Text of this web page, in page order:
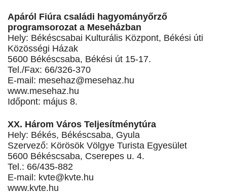
Apáról Fiúra családi hagyományőrző
programsorozat a Meseházban
Hely: Békéscsabai Kulturális Központ, Békési úti
Közösségi Házak
5600 Békéscsaba, Békési út 15-17.
Tel./Fax: 66/326-370
E-mail: mesehaz@mesehaz.hu
www.mesehaz.hu
Időpont: május 8.
XX. Három Város Teljesítménytúra
Hely: Békés, Békéscsaba, Gyula
Szervező: Körösök Völgye Turista Egyesület
5600 Békéscsaba, Cserepes u. 4.
Tel.: 66/435-882
E-mail: kvte@kvte.hu
www.kvte.hu